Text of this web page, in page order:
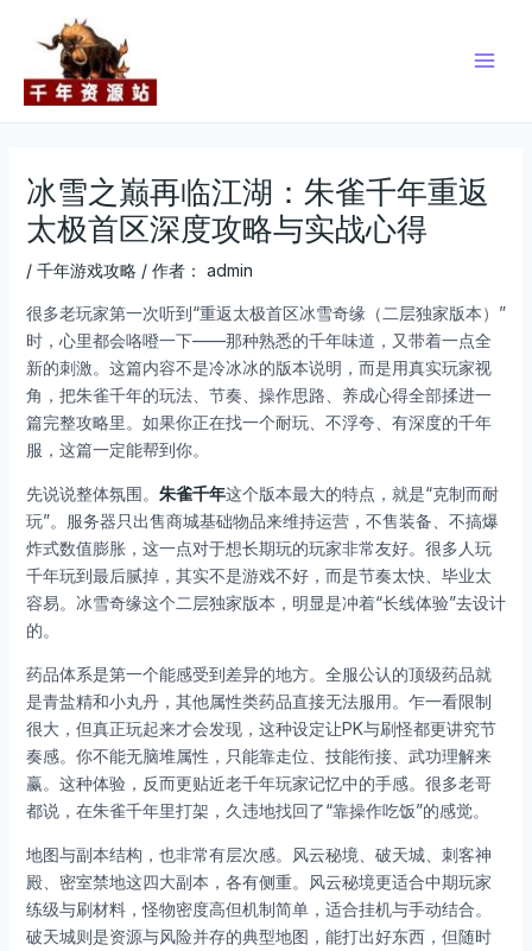
冰雪之巅再临江湖：朱雀千年重返
太极首区深度攻略与实战心得
/ 千年游戏攻略/ 作者： admin
很多老玩家第一次听到“重返太极首区冰雪奇缘（二层独家版本）”
时，心里都会咯噔一下——那种熟悉的千年味道，又带着一点全
新的刺激。这篇内容不是冷冰冰的版本说明，而是用真实玩家视
角，把朱雀千年的玩法、节奏、操作思路、养成心得全部揉进一
篇完整攻略里。如果你正在找一个耐玩、不浮夸、有深度的千年
服，这篇一定能帮到你。
先说说整体氛围。 朱雀千年这个版本最大的特点，就是“克制而耐
玩”。服务器只出售商城基础物品来维持运营，不售装备、不搞爆
炸式数值膨胀，这一点对于想长期玩的玩家非常友好。很多人玩
千年玩到最后腻掉，其实不是游戏不好，而是节奏太快、毕业太
容易。冰雪奇缘这个二层独家版本，明显是冲着“长线体验”去设计
的。
药品体系是第一个能感受到差异的地方。全服公认的顶级药品就
是青盐精和小丸丹，其他属性类药品直接无法服用。乍一看限制
很大，但真正玩起来才会发现，这种设定让PK与刷怪都更讲究节
奏感。你不能无脑堆属性，只能靠走位、技能衔接、武功理解来
赢。这种体验，反而更贴近老千年玩家记忆中的手感。很多老哥
都说，在朱雀千年里打架，久违地找回了“靠操作吃饭”的感觉。
地图与副本结构，也非常有层次感。风云秘境、破天城、刺客神
殿、密室禁地这四大副本，各有侧重。风云秘境更适合中期玩家
练级与刷材料，怪物密度高但机制简单，适合挂机与手动结合。
破天城则是资源与风险并存的典型地图，能打出好东西，但随时
navigation